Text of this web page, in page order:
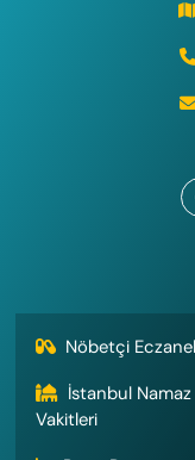
Nöbetçi
İstanbul Namaz
Vakitleri